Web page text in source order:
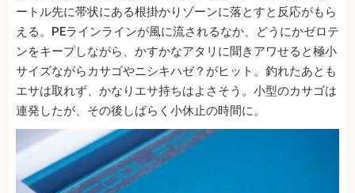
ートル先に帯状にある根掛かりゾーンに落とすと反応がもら
える。PEラインラインが風に流されるなか、どうにかゼロテ
ンをキープしながら、かすかなアタリに聞きアワせると極小
サイズながらカサゴやニシキハゼ？がヒット。釣れたあとも
エサは取れず、かなりエサ持ちはよさそう。小型のカサゴは
連発したが、その後しばらく小休止の時間に。